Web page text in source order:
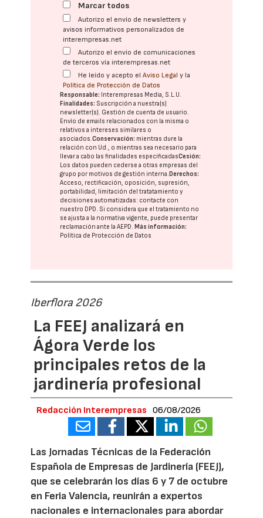
Marcar todos
Autorizo el envío de newsletters y
avisos informativos personalizados de
interempresas.net
Autorizo el envío de comunicaciones
de terceros vía interempresas.net
He leído y acepto elAviso Legal y la
Política de Protección de Datos
Responsable: Interempresas Media, S.L.U.
Finalidades: Suscripción a nuestra(s)
newsletter(s). Gestión de cuenta de usuario.
Envío de emails relacionados con la misma o
relativos a intereses similares o
asociados.Conservación: mientras dure la
relación con Ud., o mientras sea necesario para
llevar a cabo las finalidades especificadasCesión:
Los datos pueden cederse a otras empresas del
grupo por motivos de gestión interna. Derechos:
Acceso, rectificación, oposición, supresión,
portabilidad, limitación del tratatamiento y
decisiones automatizadas: contacte con
nuestro DPD. Si considera que el tratamiento no
se ajusta a la normativa vigente, puede presentar
reclamación ante laAEPD. Más información:
Política de Protección de Datos
Iberflora 2026
La FEEJ analizará en
Ágora Verde los
principales retos de la
jardinería profesional
Redacción Interempresas 06/08/2026
Las Jornadas Técnicas de la Federación
Española de Empresas de Jardinería (FEEJ),
que se celebrarán los días 6 y 7 de octubre
en Feria Valencia, reunirán a expertos
nacionales e internacionales para abordar